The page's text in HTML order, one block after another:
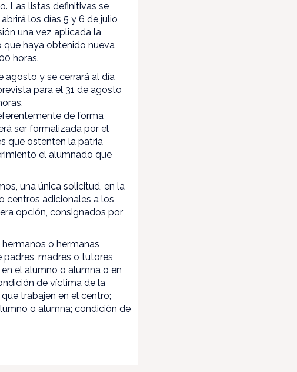
Las listas definitivas se
los días 5 y 6 de julio
una vez aplicada la
que haya obtenido nueva
horas.
agosto y se cerrará al día
para el 31 de agosto
de forma
ser formalizada por el
que ostenten la patria
el alumnado que
una única solicitud, en la
centros adicionales a los
opción, consignados por
o hermanas
madres o tutores
el alumno o alumna o en
de víctima de la
trabajen en el centro;
o alumna; condición de